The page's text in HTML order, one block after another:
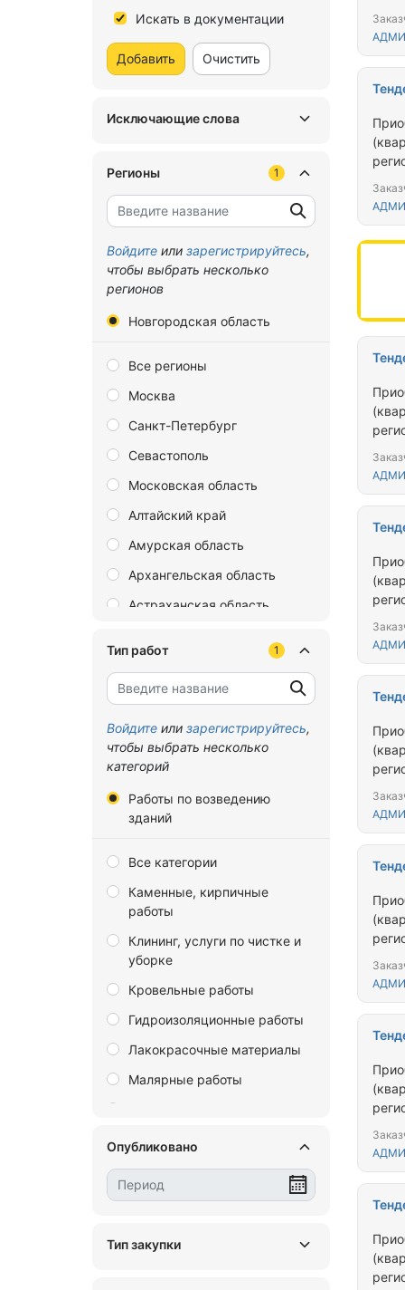
Искать в документации
Добавить Очистить
Исключающие слова
Регионы 1
Войдите или зарегистрируйтесь,
чтобы выбрать несколько
регионов
Новгородская область
Все регионы
Москва
Санкт-Петербург
Севастополь
Московская область
Алтайский край
Амурская область
Архангельская область
Астраханская область
Брянская область
Владимирская область
Волгоградская область
Воронежская область
Республика
Еврейская автономная
область
Забайкальский край
Запорожская область
Ивановская область
Иркутская область
Калининградская область
Калужская область
Кемеровская область
Кировская область
Краснодарский край
Тип работ 1
Войдите или зарегистрируйтесь,
чтобы выбрать несколько
категорий
Работы по возведению
зданий
Все категории
Каменные, кирпичные
работы
Клининг, услуги по чистке и
уборке
Кровельные работы
Гидроизоляционные работы
Лакокрасочные материалы
Малярные работы
кондиционирования воздуха
Монтаж свай, фундаментов
Опубликовано
Тип закупки